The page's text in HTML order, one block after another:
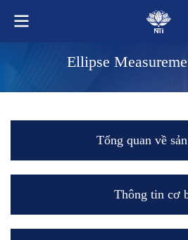
Ellipse
Tổng quan về
Thông tin cơ